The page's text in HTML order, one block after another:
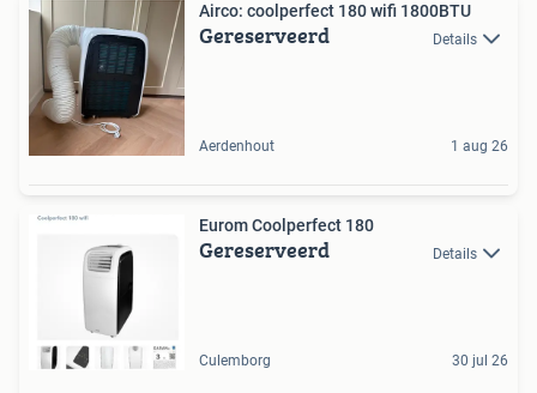
Airco: coolperfect 180 wifi 1800BTU
Gereserveerd Details
Aerdenhout 1 aug 26
Eurom Coolperfect 180
Gereserveerd Details
Culemborg 30 jul 26